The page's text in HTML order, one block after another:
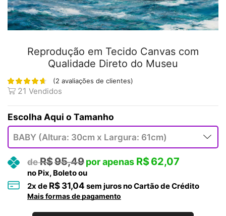
Reprodução em Tecido Canvas com
Qualidade Direto do Museu
(2 avaliações de clientes)
21 Vendidos
Tamanho
R$95,49 R$62,07
no Pix, Boleto ou
2x de R$ 31,04 sem juros no Cartão de Crédito
Mais formas de pagamento